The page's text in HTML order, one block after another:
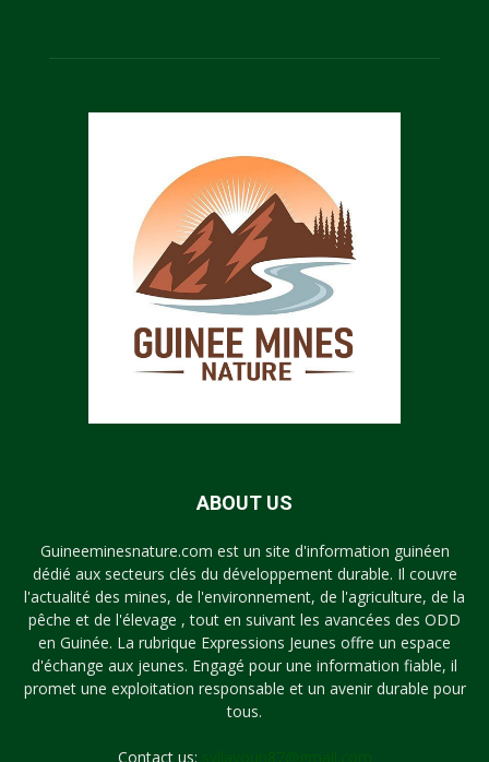
ABOUT US
Guineeminesnature.com est un site d'information guinéen
dédié aux secteurs clés du développement durable. Il couvre
l'actualité des mines, de l'environnement, de l'agriculture, de la
pêche et de l'élevage , tout en suivant les avancées des ODD
en Guinée. La rubrique Expressions Jeunes offre un espace
d'échange aux jeunes. Engagé pour une information fiable, il
promet une exploitation responsable et un avenir durable pour
tous.
Contact us: